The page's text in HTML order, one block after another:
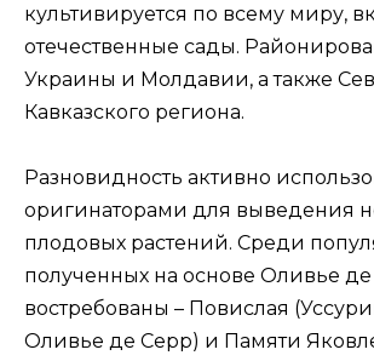
культивируется по всему миру,
отечественные сады.
Украины и Молдавии, а также
Кавказского региона.
Разновидность активно
оригинаторами для выведения
плодовых растений. Среди
полученных на основе Оливье де
востребованы – Повислая
Оливье де Серр) и Памяти